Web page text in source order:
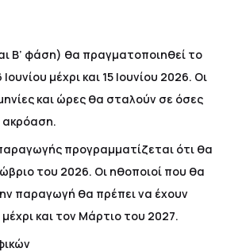
Β’ φάση) θα πραγματοποιηθεί το
μέχρι και 15 Ιουνίου 2026. Οι
και ώρες θα σταλούν σε όσες
ακρόαση.
προγραμματίζεται ότι θα
του 2026. Οι ηθοποιοί που θα
παραγωγή θα πρέπει να έχουν
και τον Μάρτιο του 2027.